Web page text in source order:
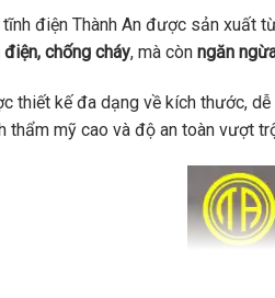
điện Thành An được sản xuất
chống cháy, mà còn ngăn
thiết kế đa dạng về kích thước,
thẩm mỹ cao và độ an toàn vượt